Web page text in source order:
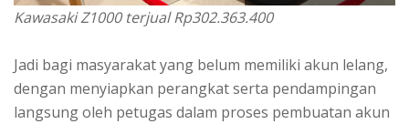
Kawasaki Z1000 terjual Rp302.363.400
Jadi bagi masyarakat yang belum memiliki akun lelang,
dengan menyiapkan perangkat serta pendampingan
langsung oleh petugas dalam proses pembuatan akun